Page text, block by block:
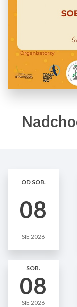
OD SOB.
08
SIE 2026
SOB.
08
SIE 2026